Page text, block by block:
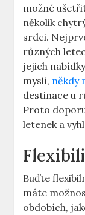
možné
několik
srdci.
různých
‍jejich
myslí, někdy
destinace u
⁣Proto
letenek a⁣
Buďte⁣
máte
obdobích,